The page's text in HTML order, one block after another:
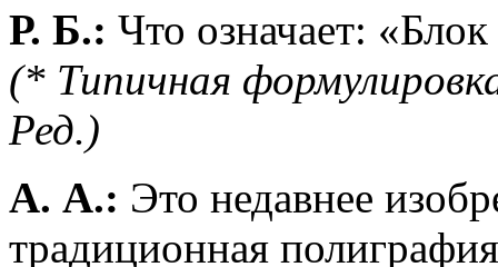
Р. Б.: Что означает:
(* Типичная
Ред.)
А. А.: Это недавнее
традиционная